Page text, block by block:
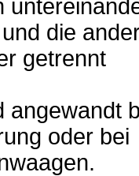
die
getrennt
angewandt
oder bei